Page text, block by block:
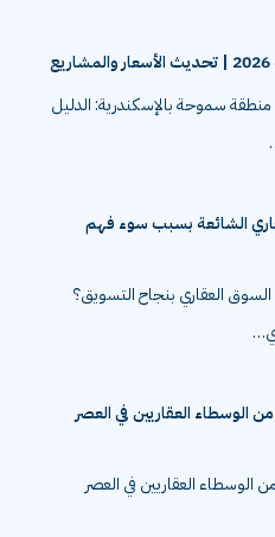
منطقة سموحة بالإسكندرية: الدليل
الشائعة بسبب سوء فهم
العقاري بنجاح التسويق؟
يفشل 90% من الوسطاء العقاريين في العصر
يفشل 90% من الوسطاء العقاريين في العصر